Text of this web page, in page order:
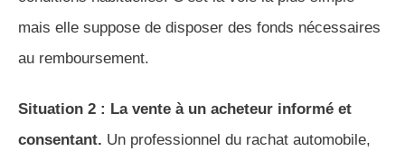
mais elle suppose de disposer des fonds nécessaires
au remboursement.
Situation 2 : La vente à un acheteur informé et
consentant. Un professionnel du rachat automobile,